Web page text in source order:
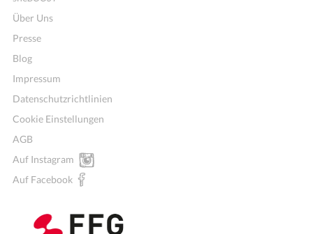
Über Uns
Presse
Blog
Impressum
Datenschutzrichtlinien
Cookie Einstellungen
AGB
Auf Instagram
Auf Facebook